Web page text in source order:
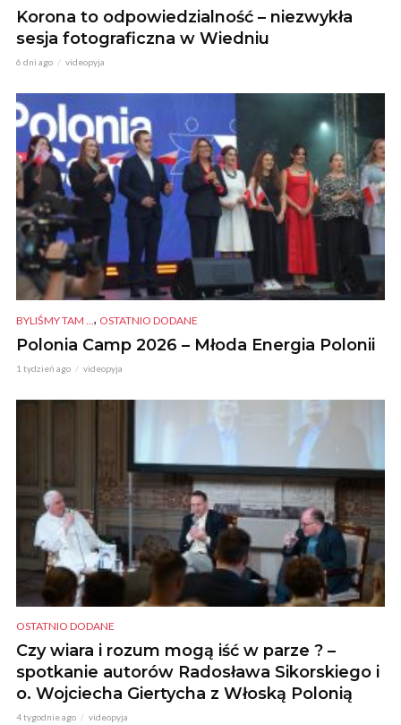
Korona to odpowiedzialność – niezwykła
sesja fotograficzna w Wiedniu
6 dni ago videopyja
BYLIŚMY TAM ... , OSTATNIO DODANE
Polonia Camp 2026 – Młoda Energia Polonii
1 tydzień ago videopyja
OSTATNIO DODANE
Czy wiara i rozum mogą iść w parze ? –
spotkanie autorów Radosława Sikorskiego i
o. Wojciecha Giertycha z Włoską Polonią
4 tygodnie ago videopyja